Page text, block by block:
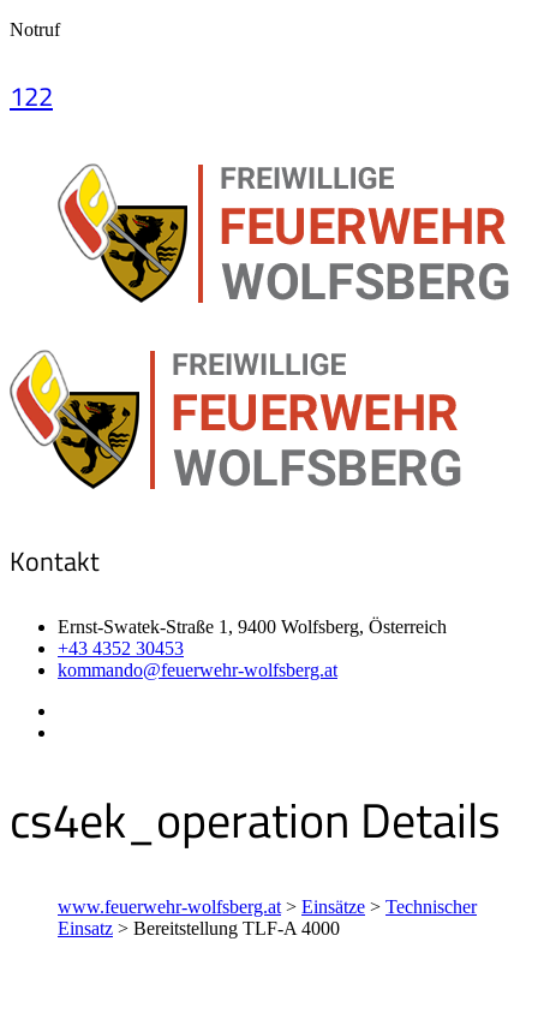
Notruf
122
Kontakt
Ernst-Swatek-Straße 1, 9400 Wolfsberg, Österreich
+43 4352 30453
kommando@feuerwehr-wolfsberg.at
cs4ek_operation Details
www.feuerwehr-wolfsberg.at > Einsätze > Technischer
Einsatz > Bereitstellung TLF-A 4000